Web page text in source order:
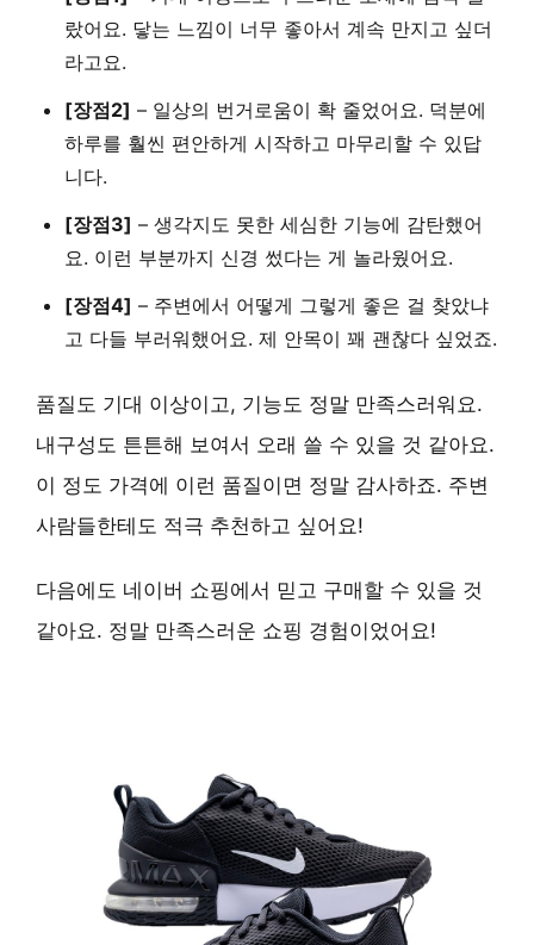
랐어요. 닿는 느낌이 너무 좋아서 계속 만지고 싶더
라고요.
[장점2] – 일상의 번거로움이 확 줄었어요. 덕분에
하루를 훨씬 편안하게 시작하고 마무리할 수 있답
니다.
[장점3] – 생각지도 못한 세심한 기능에 감탄했어
요. 이런 부분까지 신경 썼다는 게 놀라웠어요.
[장점4] – 주변에서 어떻게 그렇게 좋은 걸 찾았냐
고 다들 부러워했어요. 제 안목이 꽤 괜찮다 싶었죠.
품질도 기대 이상이고, 기능도 정말 만족스러워요.
내구성도 튼튼해 보여서 오래 쓸 수 있을 것 같아요.
이 정도 가격에 이런 품질이면 정말 감사하죠. 주변
사람들한테도 적극 추천하고 싶어요!
다음에도 네이버 쇼핑에서 믿고 구매할 수 있을 것
같아요. 정말 만족스러운 쇼핑 경험이었어요!